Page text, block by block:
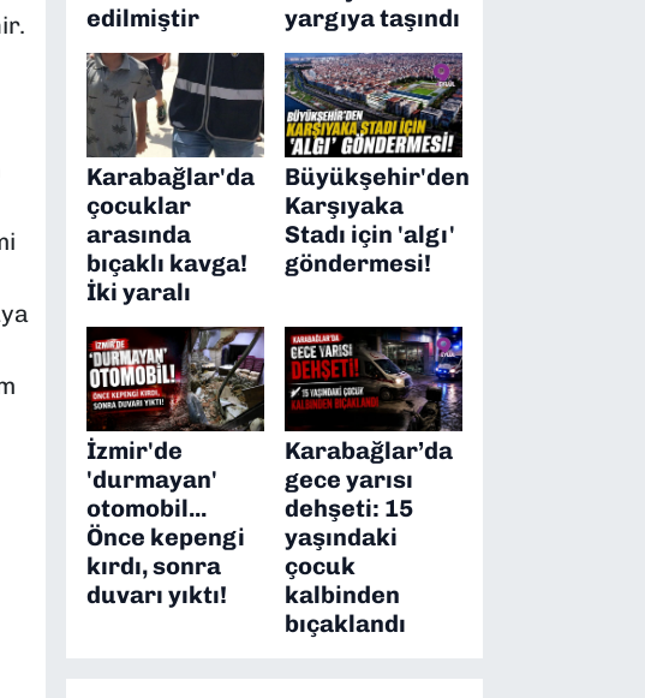
edilmiştir
yargıya taşındı
Karabağlar'da
çocuklar
arasında
bıçaklı kavga!
İki yaralı
Büyükşehir'den
Karşıyaka
Stadı için 'algı'
göndermesi!
İzmir'de
'durmayan'
otomobil...
Önce kepengi
kırdı, sonra
duvarı yıktı!
Karabağlar’da
gece yarısı
dehşeti: 15
yaşındaki
çocuk
kalbinden
bıçaklandı